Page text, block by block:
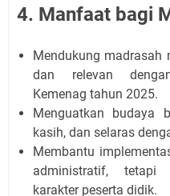
4. Manfaat bagi
Mendukung madrasah
dan relevan
Kemenag tahun 2025.
Menguatkan budaya
kasih, dan selaras
Membantu
administratif, tetapi
karakter peserta didik.